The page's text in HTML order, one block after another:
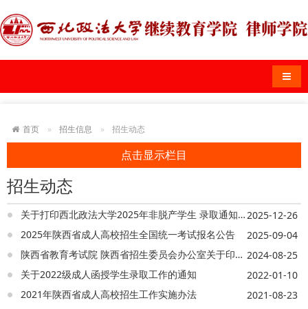
导航
首页 招生信息 招生动态
点击显示栏目
招生动态
关于打印西北政法大学2025年非脱产学生 录取通知书的通知2025-12-26
2025年陕西省成人高校招生全国统一考试报名公告
2025-09-04
陕西省教育考试院 陕西省招生委员会办公室关于印发《2024年陕西省成人高校招生工作实施办法》的通知 2024-08-25
关于2022级成人函授学生录取工作的通知
2022-01-10
2021年陕西省成人高校招生工作实施办法
2021-08-23